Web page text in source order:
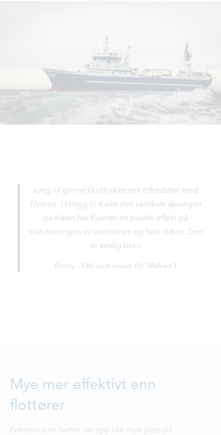
«Jeg vil gjerne få uttrykke min tilfredshet med
Flyeren. I tillegg til å øke den vertikale åpningen
på trålen har Flyeren en positiv effekt på
stabiliseringen av overtelnen og hele trålen. Den
er veldig bra.»
Dmitry – Chif catch master F/t ”Melkart-3
Mye mer effektivt enn
flottører
Enheten som helhet tar opp like mye plass på